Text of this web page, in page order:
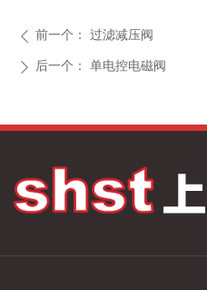
ꄴ 前一个： 过滤减压阀
ꄲ 后一个： 单电控电磁阀